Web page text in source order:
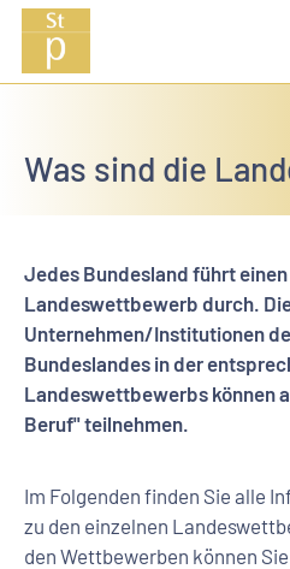
Was sind die
Jedes Bundesland führt
Landeswettbewerb durch.
Unternehmen/Institutionen
Bundeslandes in der
Landeswettbewerbs können
Beruf" teilnehmen.
Im Folgenden finden Sie alle
zu den einzelnen
den Wettbewerben können